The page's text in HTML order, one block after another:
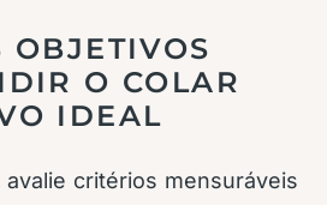
OBJETIVOS
O COLAR
IDEAL
critérios mensuráveis